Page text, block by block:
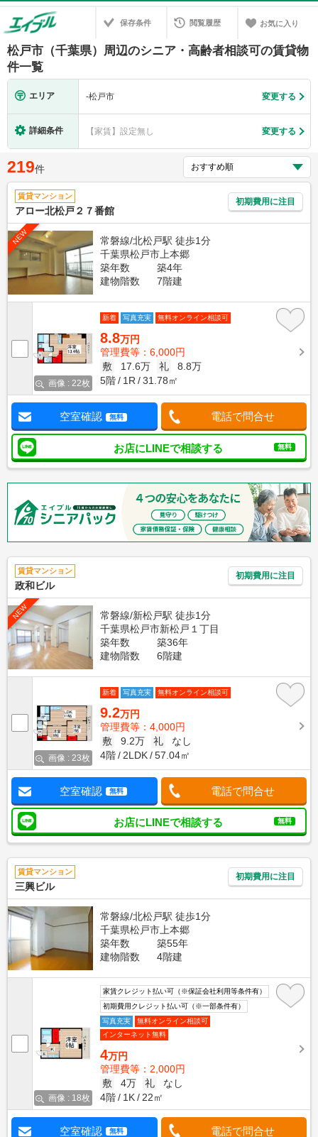
保存条件 閲覧履歴 お気に入り
松戸市（千葉県）周辺のシニア・高齢者相談可の賃貸物
件一覧
エリア -松戸市 変更する
詳細条件 【家賃】設定無し 変更する
219件
賃貸マンション
アロー北松戸２７番館
初期費用に注目
NEW
常磐線/北松戸駅 徒歩1分
千葉県松戸市上本郷
築年数
築4年
建物階数
7階建
画像 : 22枚
新着 写真充実 無料オンライン相談可
8.8万円
管理費等：6,000円
敷
17.6万 礼
8.8万
5階
1R 31.78㎡
空室確認 無料 電話で問合せ
お店にLINEで相談する 無料
賃貸マンション
政和ビル
初期費用に注目
NEW
常磐線/新松戸駅 徒歩1分
千葉県松戸市新松戸１丁目
築年数
築36年
建物階数
6階建
画像 : 23枚
新着 写真充実 無料オンライン相談可
9.2万円
管理費等：4,000円
敷
9.2万 礼
なし
4階
2LDK 57.04㎡
空室確認 無料 電話で問合せ
お店にLINEで相談する 無料
賃貸マンション
三興ビル
初期費用に注目
常磐線/北松戸駅 徒歩1分
千葉県松戸市上本郷
築年数
築55年
建物階数
4階建
画像 : 18枚
家賃クレジット払い可（※保証会社利用等条件有）
初期費用クレジット払い可（※一部条件有）
写真充実
無料オンライン相談可
インターネット無料
4万円
管理費等：2,000円
敷
4万 礼
なし
4階
1K 22㎡
空室確認 無料 電話で問合せ